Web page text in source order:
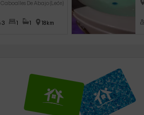
Caboalles De Abajo (León)
3 1 1 18km